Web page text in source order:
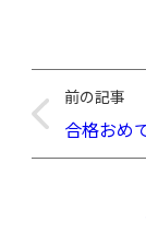
前の記事
合格おめ